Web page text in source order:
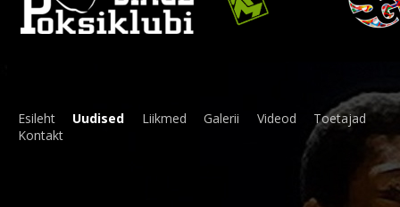
Esileht Uudised Liikmed Galerii Videod
Toetajad
Kontakt